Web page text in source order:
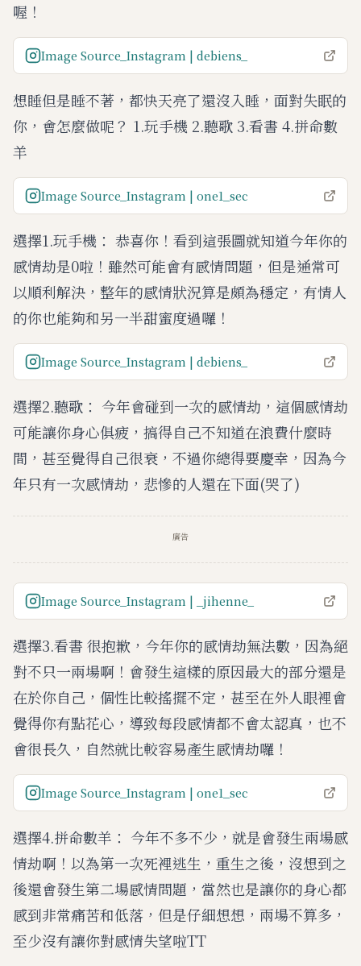
喔！
Image Source_Instagram | debiens_
想睡但是睡不著，都快天亮了還沒入睡，面對失眠的
你，會怎麼做呢？ 1.玩手機 2.聽歌 3.看書 4.拼命數
羊
Image Source_Instagram | one1_sec
選擇1.玩手機： 恭喜你！看到這張圖就知道今年你的
感情劫是0啦！雖然可能會有感情問題，但是通常可
以順利解決，整年的感情狀況算是頗為穩定，有情人
的你也能夠和另一半甜蜜度過囉！
Image Source_Instagram | debiens_
選擇2.聽歌： 今年會碰到一次的感情劫，這個感情劫
可能讓你身心俱疲，搞得自己不知道在浪費什麼時
間，甚至覺得自己很衰，不過你總得要慶幸，因為今
年只有一次感情劫，悲慘的人還在下面(哭了)
廣告
Image Source_Instagram | _jihenne_
選擇3.看書 很抱歉，今年你的感情劫無法數，因為絕
對不只一兩場啊！會發生這樣的原因最大的部分還是
在於你自己，個性比較搖擺不定，甚至在外人眼裡會
覺得你有點花心，導致每段感情都不會太認真，也不
會很長久，自然就比較容易產生感情劫囉！
Image Source_Instagram | one1_sec
選擇4.拼命數羊： 今年不多不少，就是會發生兩場感
情劫啊！以為第一次死裡逃生，重生之後，沒想到之
後還會發生第二場感情問題，當然也是讓你的身心都
感到非常痛苦和低落，但是仔細想想，兩場不算多，
至少沒有讓你對感情失望啦TT